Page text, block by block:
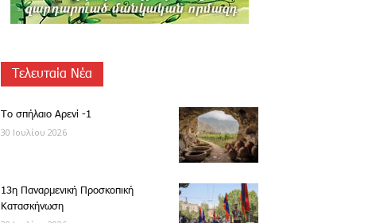
Τελευταία Νέα
Το σπήλαιο Αρενί -1
30 Ιουλίου 2026
13η Παναρμενική Προσκοπική
Κατασκήνωση